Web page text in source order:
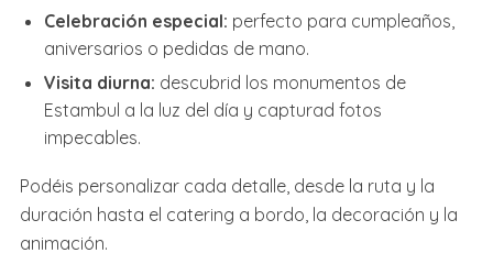
Celebración especial: perfecto para cumpleaños,
aniversarios o pedidas de mano.
Visita diurna: descubrid los monumentos de
Estambul a la luz del día y capturad fotos
impecables.
Podéis personalizar cada detalle, desde la ruta y la
duración hasta el catering a bordo, la decoración y la
animación.